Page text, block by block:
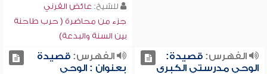
للشيخ: عائض القرني
جزء من محاضرة ( حرب طاحنة
بين السنة والبدعة)
الفهرس:قصيدة:
الوحي مدرستي الكبرى
الفهرس:قصيدة
بعنوان : الوحي